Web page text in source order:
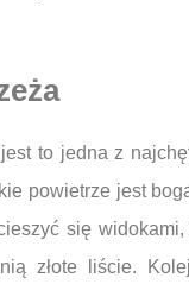
to jedna z
powietrze jest
się
złote liście.